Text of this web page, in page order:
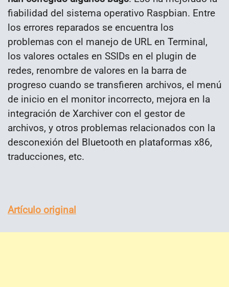
fiabilidad del sistema operativo Raspbian. Entre
los errores reparados se encuentra los
problemas con el manejo de URL en Terminal,
los valores octales en SSIDs en el plugin de
redes, renombre de valores en la barra de
progreso cuando se transfieren archivos, el menú
de inicio en el monitor incorrecto, mejora en la
integración de Xarchiver con el gestor de
archivos, y otros problemas relacionados con la
desconexión del Bluetooth en plataformas x86,
traducciones, etc.
Artículo original